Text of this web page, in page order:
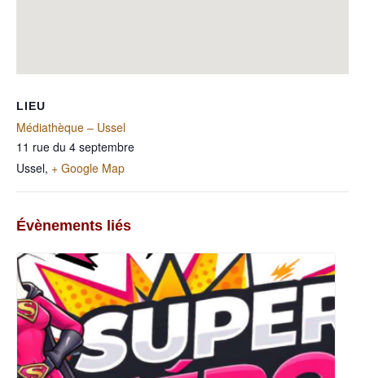
LIEU
Médiathèque – Ussel
11 rue du 4 septembre
Ussel, + Google Map
Évènements liés